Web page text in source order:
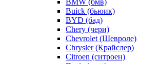
Buick (бьюик)
BYD (бад)
Chery (чери)
Chevrolet (Шевроле)
Chrysler (Крайслер)
Citroen (ситроен)